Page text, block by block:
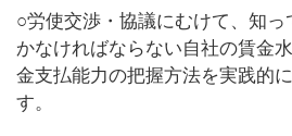
○労使交渉・協議にむけて、知
かなければならない自社の賃金
金支払能力の把握方法を実践的
す。